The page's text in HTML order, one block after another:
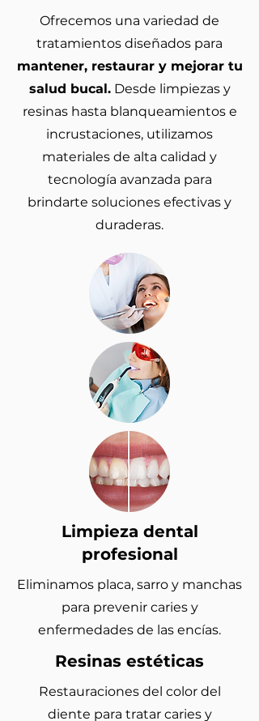
Ofrecemos una variedad de
tratamientos diseñados para
mantener, restaurar y mejorar tu
salud bucal.Desde limpiezas y
resinas hasta blanqueamientos e
incrustaciones, utilizamos
materiales de alta calidad y
tecnología avanzada para
brindarte soluciones efectivas y
duraderas.
Limpieza dental
profesional
Eliminamos placa, sarro y manchas
para prevenir caries y
enfermedades de las encías.
Resinas estéticas
Restauraciones del color del
diente para tratar caries y